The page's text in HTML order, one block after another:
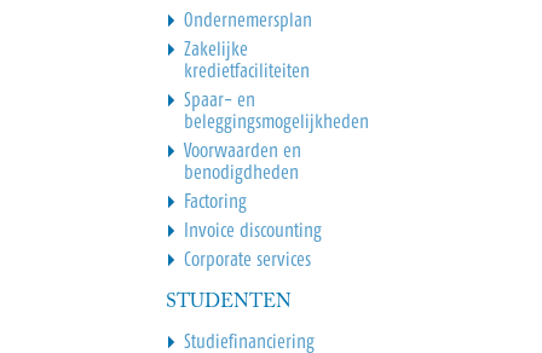
Ondernemersplan
Zakelijke
kredietfaciliteiten
Spaar- en
beleggingsmogelijkheden
Voorwaarden en
benodigdheden
Factoring
Invoice discounting
Corporate services
STUDENTEN
Studiefinanciering